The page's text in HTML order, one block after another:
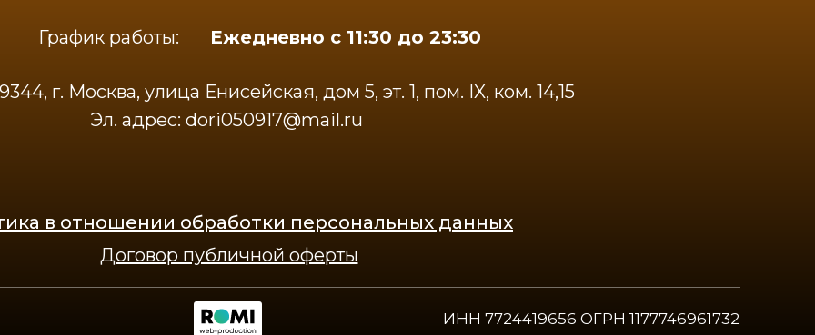
Ежедневно с 11:30 до 23:30
График работы:
в отношении обработки персональных данных
Договор публичной оферты
ИНН 7724419656 ОГРН 1177746961732
г. Москва, улица Енисейская, дом 5, эт. 1, пом. IX, ком. 14,15
Эл. адрес: dori050917@mail.ru